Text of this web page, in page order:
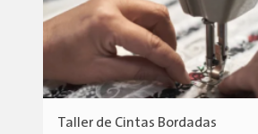
Taller de Cintas Bordadas